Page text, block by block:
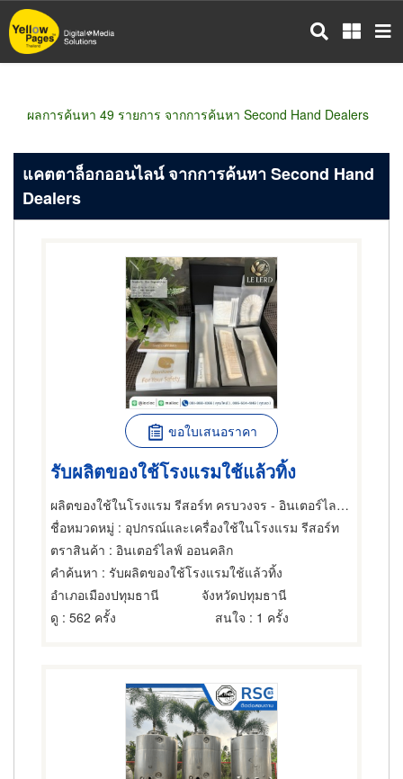
ข้าม
ไป
ผลการค้นหา 49 รายการ จากการค้นหา Second Hand Dealers
แคตตาล็อกออนไลน์ จากการค้นหา Second Hand
Dealers
ขอใบเสนอราคา
รับผลิตของใช้โรงแรมใช้แล้วทิ้ง
ผลิตของใช้ในโรงแรม รีสอร์ท ครบวงจร - อินเตอร์ไลฟ์ ออนคลิก
ชื่อหมวดหมู่ : อุปกรณ์และเครื่องใช้ในโรงแรม รีสอร์ท
ตราสินค้า : อินเตอร์ไลฟ์ ออนคลิก
คำค้นหา : รับผลิตของใช้โรงแรมใช้แล้วทิ้ง
อำเภอเมืองปทุมธานี
จังหวัดปทุมธานี
ดู : 562 ครั้ง สนใจ : 1 ครั้ง